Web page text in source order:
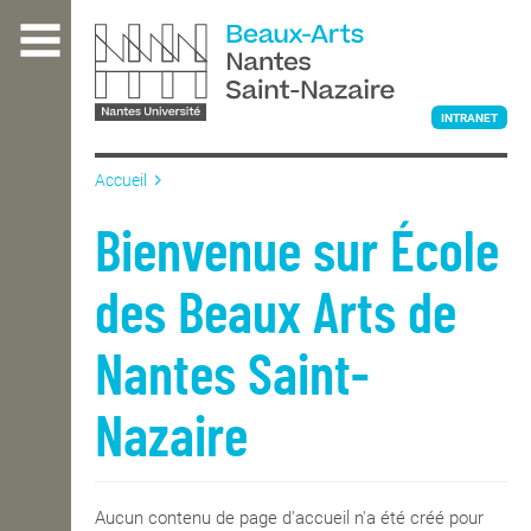
contenu
L'ÉCOLE
ENSEIGNEMENT
INTERNATIONAL
INTRANET
Accueil
Bienvenue sur École
des Beaux Arts de
Nantes Saint-
Nazaire
Aucun contenu de page d'accueil n'a été créé pour